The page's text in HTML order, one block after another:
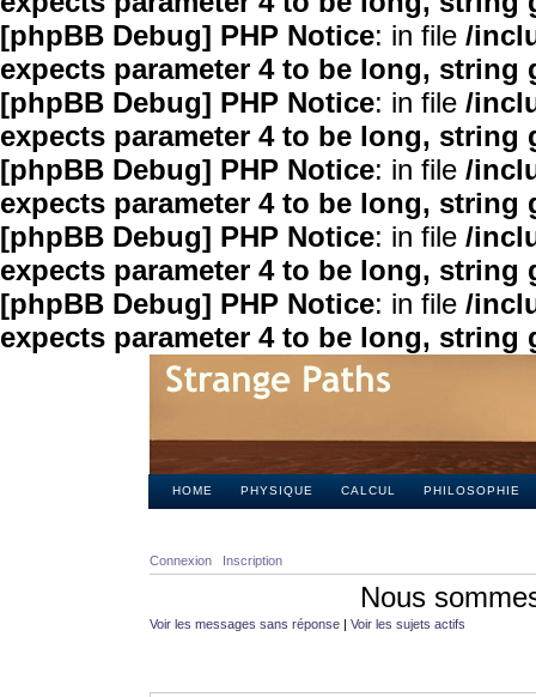
[phpBB Debug] PHP Notice: in file /
expects parameter 4 to be long, string
[phpBB Debug] PHP Notice: in file /
expects parameter 4 to be long, string
[phpBB Debug] PHP Notice: in file /
expects parameter 4 to be long, string
[phpBB Debug] PHP Notice: in file /
expects parameter 4 to be long, string
[phpBB Debug] PHP Notice: in file /
expects parameter 4 to be long, string
HOME PHYSIQUE CALCUL PHILOSOPHIE
Connexion Inscription
Nous
Voir les messages sans réponse | Voir les sujets actifs